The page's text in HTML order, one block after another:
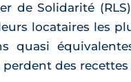
de Solidarité
locataires les
quasi
des recettes